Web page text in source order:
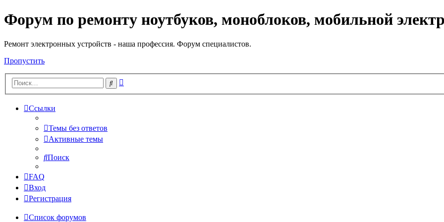
Регистрация
Форум по ремонту ноутбуков, моноблоков, мобильной
Ремонт электронных устройств - наша профессия. Форум специалистов.
Пропустить
Поиск
Ссылки
Темы без ответов
Активные темы
Поиск
FAQ
Вход
Регистрация
Список форумов